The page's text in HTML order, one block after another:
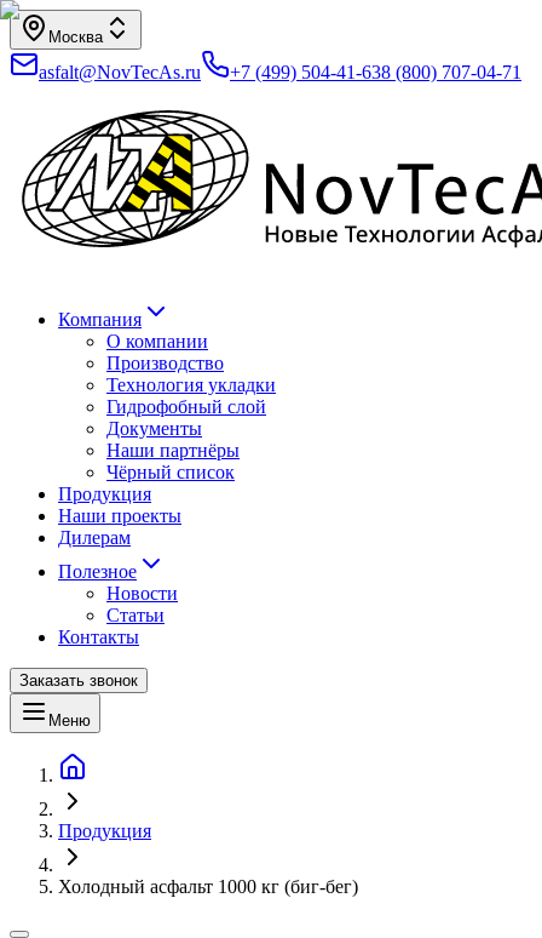
Москва
asfalt@NovTecAs.ru +7 (499) 504-41-638 (800) 707-04-71
Компания
О компании
Производство
Технология укладки
Гидрофобный слой
Документы
Наши партнёры
Чёрный список
Продукция
Наши проекты
Дилерам
Полезное
Новости
Статьи
Контакты
Заказать звонок
Меню
Продукция
Холодный асфальт 1000 кг (биг-бег)